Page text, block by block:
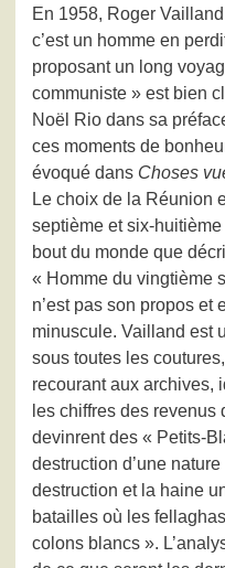
En 1958, Roger
c’est un homme en
proposant un long
communiste » est bien
Noël Rio dans sa
ces moments de
évoqué dans Choses
Le choix de la Réunion
septième et six-
bout du monde que
« Homme du vingtième
n’est pas son propos et
minuscule. Vailland est
sous toutes les
recourant aux archives,
les chiffres des
devinrent des « Petits-
destruction d’une
destruction et la haine
batailles où les
colons blancs ».